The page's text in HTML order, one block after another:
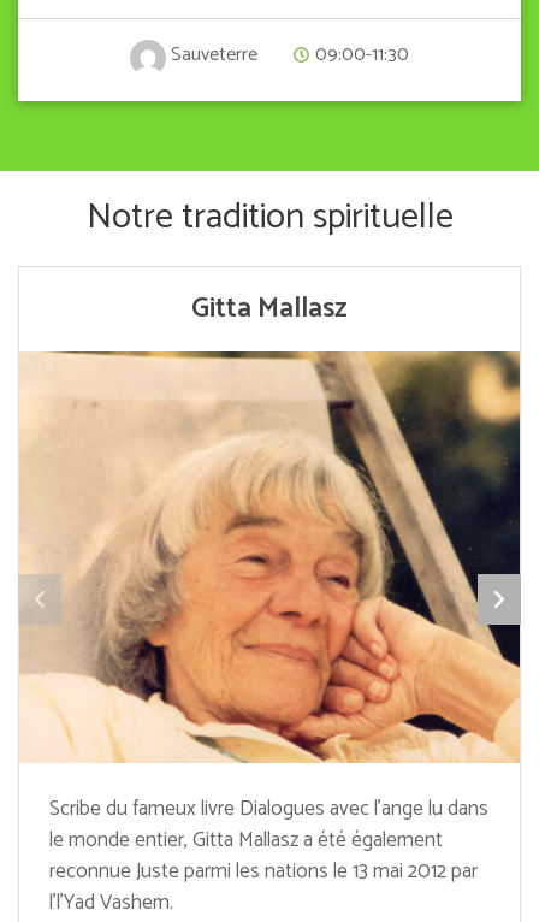
Sauveterre 09:00-11:30
Notre tradition spirituelle
Gitta Mallasz
Scribe du fameux livre Dialogues avec l’ange lu dans
le monde entier, Gitta Mallasz a été également
reconnue Juste parmi les nations le 13 mai 2012 par
l’l’Yad Vashem.